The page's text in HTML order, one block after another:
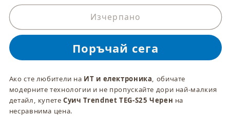
количеството
Суич
S25
Черен
количеството
Суич
TEG-
S25
Изчерпано
Ако сте любители на ИТ и електроника, обичате
модерните технологии и не пропускайте дори най-малкия
детайл, купетеСуич Trendnet TEG-S25 Черен на
несравнима цена.